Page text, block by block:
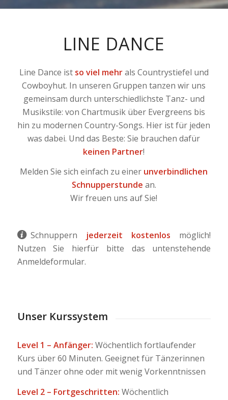
LINE DANCE
Line Dance ist so viel mehrals Countrystiefel und
Cowboyhut. In unseren Gruppen tanzen wir uns
gemeinsam durch unterschiedlichste Tanz- und
Musikstile: von Chartmusik über Evergreens bis
hin zu modernen Country-Songs. Hier ist für jeden
was dabei. Und das Beste: Sie brauchen dafür
keinen Partner!
Melden Sie sich einfach zu einer unverbindlichen
Schnupperstunde an.
Wir freuen uns auf Sie!
Schnuppern jederzeit kostenlos möglich!
Nutzen Sie hierfür bitte das untenstehende
Anmeldeformular.
Unser Kurssystem
Level 1 – Anfänger: Wöchentlich fortlaufender
Kurs über 60 Minuten. Geeignet für Tänzerinnen
und Tänzer ohne oder mit wenig Vorkenntnissen
Level 2 – Fortgeschritten: Wöchentlich